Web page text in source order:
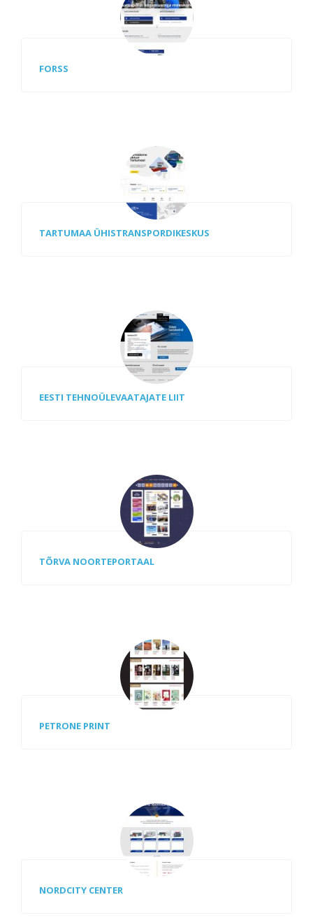
FORSS
TARTUMAA ÜHISTRANSPORDIKESKUS
EESTI TEHNOÜLEVAATAJATE LIIT
TÕRVA NOORTEPORTAAL
PETRONE PRINT
NORDCITY CENTER